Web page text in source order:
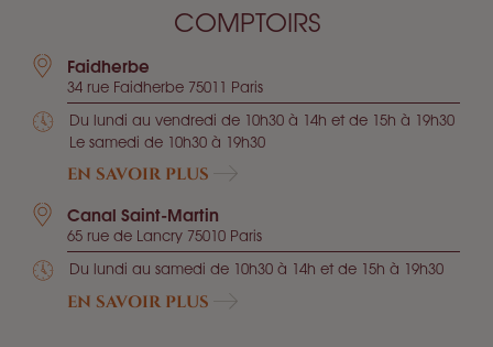
COMPTOIRS
Faidherbe
34 rue Faidherbe 75011 Paris
Du lundi au vendredi de 10h30 à 14h et de 15h à 19h30
Le samedi de 10h30 à 19h30
EN SAVOIR PLUS
Canal Saint-Martin
65 rue de Lancry 75010 Paris
Du lundi au samedi de 10h30 à 14h et de 15h à 19h30
EN SAVOIR PLUS